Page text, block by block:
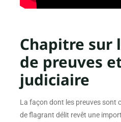
Chapitre sur
de preuves
judiciaire
La façon dont les preuves sont
de flagrant délit revêt une